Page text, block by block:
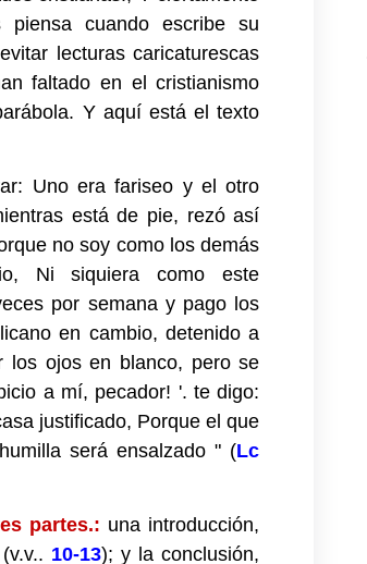
piensa cuando escribe su
lecturas caricaturescas
faltado en el cristianismo
Y aquí está el texto
Uno era fariseo y el otro
está de pie, rezó así
no soy como los demás
Ni siquiera como este
por semana y pago los
en cambio, detenido a
los ojos en blanco, pero se
a mí, pecador! '. te digo:
justificado, Porque el que
será ensalzado " (Lc
partes.: una introducción,
10-13); y la conclusión,